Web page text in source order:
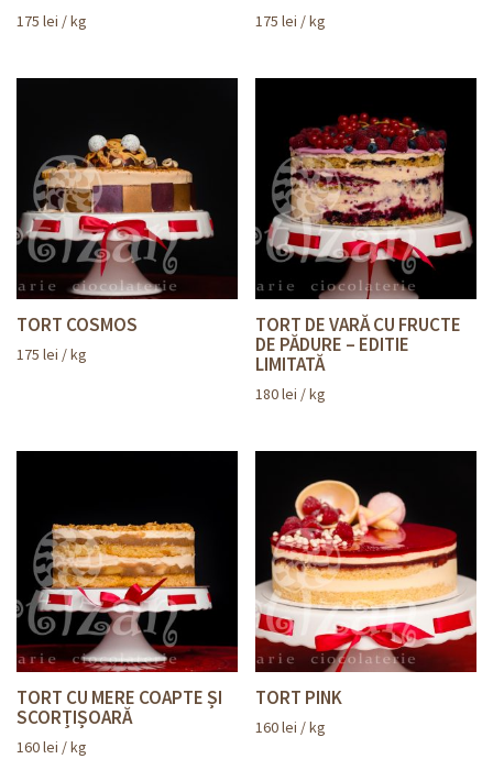
175 lei / kg 175lei / kg
TORT COSMOS
175 lei / kg
TORT DE VARĂ CU FRUCTE
DE PĂDURE – EDITIE
LIMITATĂ
180lei / kg
TORT CU MERE COAPTE ȘI
SCORȚIȘOARĂ
160lei / kg
TORT PINK
160lei / kg